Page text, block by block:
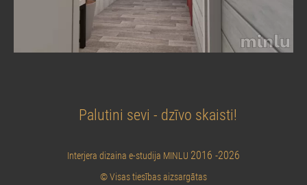
Palutini sevi - dzīvo skaisti!
Interjera dizaina e-studija MINLU 2016 -2026
© Visas tiesības aizsargātas